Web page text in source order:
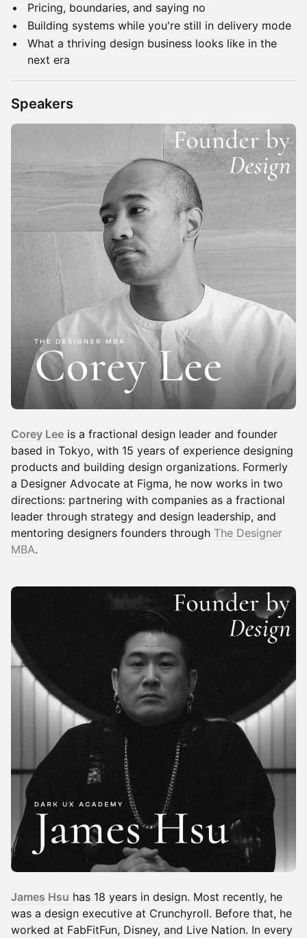
Pricing, boundaries, and saying no
Building systems while you're still in delivery mode
What a thriving design business looks like in the
next era
Speakers
Corey Lee is a fractional design leader and founder
based in Tokyo, with 15 years of experience designing
products and building design organizations. Formerly
a Designer Advocate at Figma, he now works in two
directions: partnering with companies as a fractional
leader through strategy and design leadership, and
mentoring designers founders through The Designer
MBA.
James Hsu has 18 years in design. Most recently, he
was a design executive at Crunchyroll. Before that, he
worked at FabFitFun, Disney, and Live Nation. In every